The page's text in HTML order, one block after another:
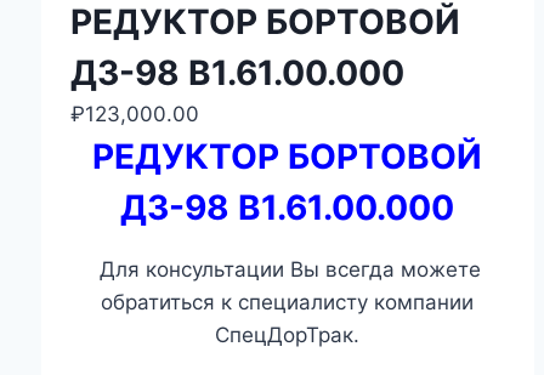
РЕДУКТОР БОРТОВОЙ
ДЗ-98 В1.61.00.000
₽123,000.00
РЕДУКТОР БОРТОВОЙ
ДЗ-98 В1.61.00.000
Для консультации Вы всегда можете
обратиться к специалисту компании
СпецДорТрак.